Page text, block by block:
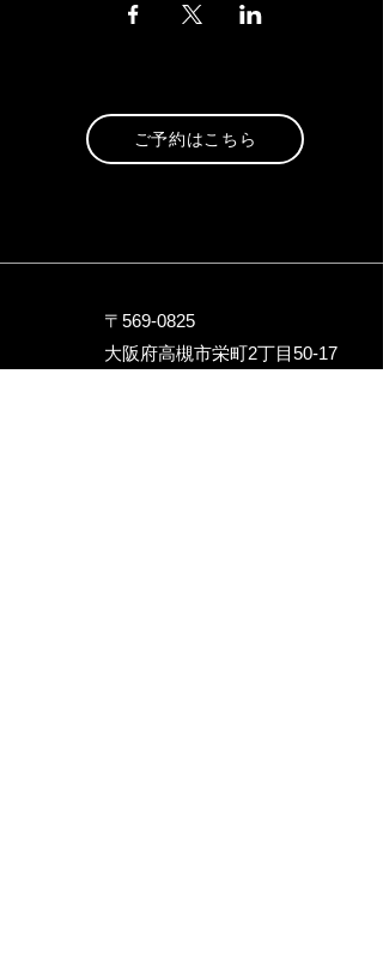
ご予約はこちら
〒569-0825
大阪府高槻市栄町2丁目50-17